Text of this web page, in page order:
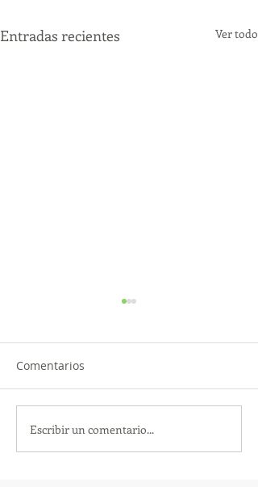
Entradas recientes Ver todo
TourTravelynByFraveo
participó en la
Comentarios
Escribir un comentario...